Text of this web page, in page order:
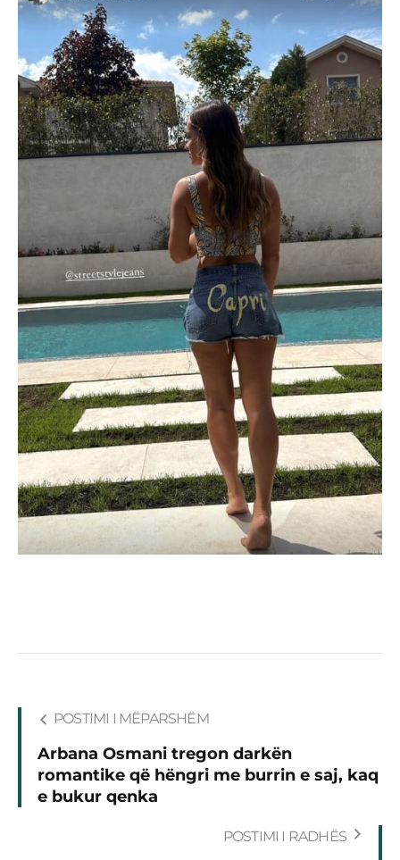
POSTIMI I MËPARSHËM
Arbana Osmani tregon darkën
romantike që hëngri me burrin e saj, kaq
e bukur qenka
POSTIMI I RADHËS